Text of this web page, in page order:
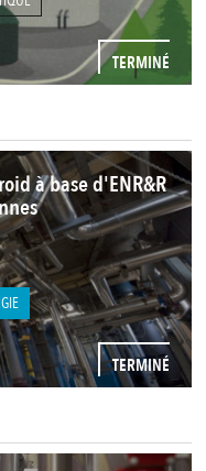
TERMINÉ
à base d'ENR&R
TERMINÉ